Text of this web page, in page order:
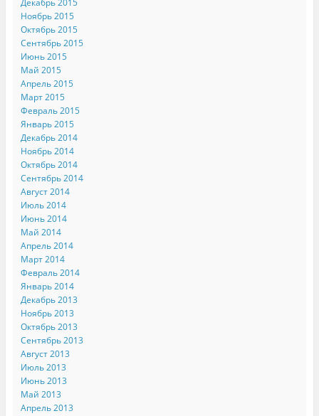
Ноябрь 2015
Октябрь 2015
Сентябрь 2015
Июнь 2015
Май 2015
Апрель 2015
Март 2015
Февраль 2015
Январь 2015
Декабрь 2014
Ноябрь 2014
Октябрь 2014
Сентябрь 2014
Август 2014
Июль 2014
Июнь 2014
Май 2014
Апрель 2014
Март 2014
Февраль 2014
Январь 2014
Декабрь 2013
Ноябрь 2013
Октябрь 2013
Сентябрь 2013
Август 2013
Июль 2013
Июнь 2013
Май 2013
Апрель 2013